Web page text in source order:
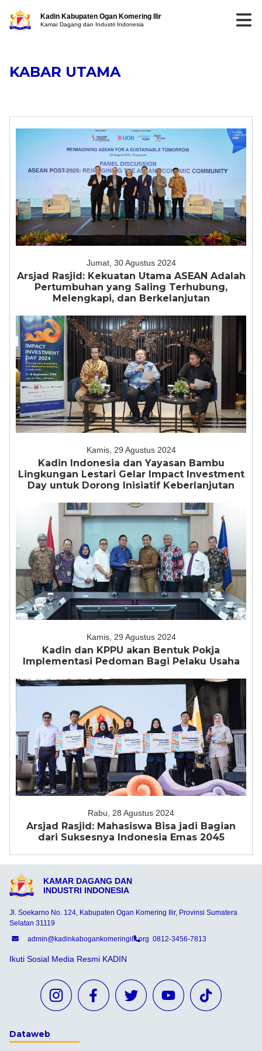
Kadin Kabupaten Ogan Komering Ilir
Kamar Dagang dan Industri Indonesia
KABAR UTAMA
Jumat, 30 Agustus 2024
Arsjad Rasjid: Kekuatan Utama ASEAN Adalah
Pertumbuhan yang Saling Terhubung,
Melengkapi, dan Berkelanjutan
Kamis, 29 Agustus 2024
Kadin Indonesia dan Yayasan Bambu
Lingkungan Lestari Gelar Impact Investment
Day untuk Dorong Inisiatif Keberlanjutan
Kamis, 29 Agustus 2024
Kadin dan KPPU akan Bentuk Pokja
Implementasi Pedoman Bagi Pelaku Usaha
Rabu, 28 Agustus 2024
Arsjad Rasjid: Mahasiswa Bisa jadi Bagian
dari Suksesnya Indonesia Emas 2045
KAMAR DAGANG DAN
INDUSTRI INDONESIA
Jl. Soekarno No. 124, Kabupaten Ogan Komering Ilir, Provinsi Sumatera
Selatan 31119
admin@kadinkabogankomeringilir.org 0812-3456-7813
Ikuti Sosial Media Resmi KADIN
Dataweb